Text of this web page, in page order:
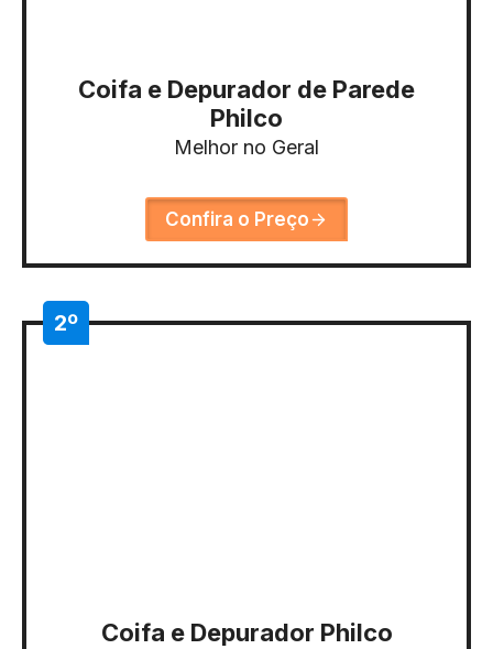
Coifa e Depurador de Parede
Philco
Melhor no Geral
Confira o Preço
2º
Coifa e Depurador Philco